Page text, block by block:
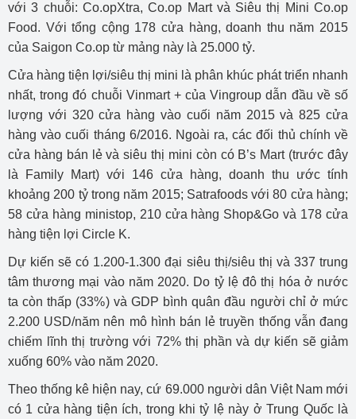
với 3 chuỗi: Co.opXtra, Co.op Mart và Siêu thị Mini Co.op
Food. Với tổng cộng 178 cửa hàng, doanh thu năm 2015
của Saigon Co.op từ mảng này là 25.000 tỷ.
Cửa hàng tiện lợi/siêu thị mini là phân khúc phát triển nhanh
nhất, trong đó chuỗi Vinmart + của Vingroup dẫn đầu về số
lượng với 320 cửa hàng vào cuối năm 2015 và 825 cửa
hàng vào cuối tháng 6/2016. Ngoài ra, các đối thủ chính về
cửa hàng bán lẻ và siêu thị mini còn có B’s Mart (trước đây
là Family Mart) với 146 cửa hàng, doanh thu ước tính
khoảng 200 tỷ trong năm 2015; Satrafoods với 80 cửa hàng;
58 cửa hàng ministop, 210 cửa hàng Shop&Go và 178 cửa
hàng tiện lợi Circle K.
Dự kiến sẽ có 1.200-1.300 đại siêu thị/siêu thị và 337 trung
tâm thương mại vào năm 2020. Do tỷ lệ đô thị hóa ở nước
ta còn thấp (33%) và GDP bình quân đầu người chỉ ở mức
2.200 USD/năm nên mô hình bán lẻ truyền thống vẫn đang
chiếm lĩnh thị trường với 72% thị phần và dự kiến sẽ giảm
xuống 60% vào năm 2020.
Theo thống kê hiện nay, cứ 69.000 người dân Việt Nam mới
có 1 cửa hàng tiện ích, trong khi tỷ lệ này ở Trung Quốc là